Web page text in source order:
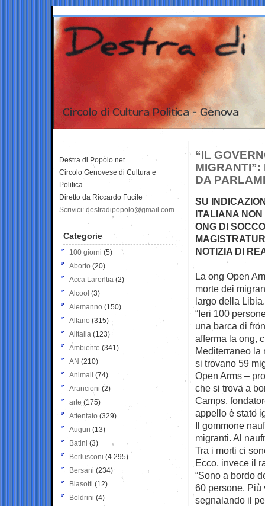
“IL
MIGRANTI”:
DA
SU
ITALIANA NON
ONG DI
NOTIZIA DI
La ong Open
morte dei
largo della Libia.
“Ieri 100
una barca di
afferma la ong,
Mediterraneo la
si trovano 59
Open Arms –
che si trova a
Camps,
appello è stato
Il gommone
migranti. Al
Tra i morti ci
Ecco, invece il
“Sono a bordo
60 persone. Più
segnalando il
Destra di Popolo.net
Circolo Genovese di Cultura e
Politica
Diretto da Riccardo Fucile
Scrivici: destradipopolo@gmail.com
Categorie
100 giorni (5)
Aborto (20)
Acca Larentia (2)
Alcool (3)
Alemanno (150)
Alfano (315)
Alitalia (123)
Ambiente (341)
AN (210)
Animali (74)
Arancioni (2)
arte (175)
Attentato (329)
Auguri (13)
Batini (3)
Berlusconi (4.295)
Bersani (234)
Biasotti (12)
Boldrini (4)